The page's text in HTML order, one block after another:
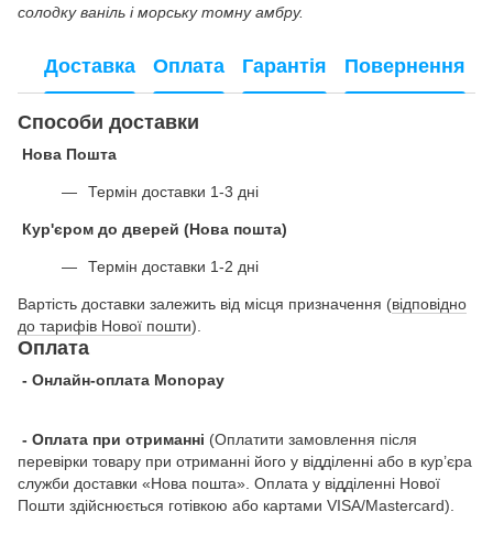
солодку ваніль і морську томну амбру.
Доставка Оплата Гарантія Повернення
Способи доставки
Нова Пошта
Термін доставки 1-3 дні
Кур'єром до дверей (Нова пошта)
Термін доставки 1-2 дні
Вартість доставки залежить від місця призначення (відповідно
до тарифів Нової пошти).
Оплата
- Онлайн-оплата Monopay
- Оплата при отриманні (Оплатити замовлення після
перевірки товару при отриманні його у відділенні або в кур’єра
служби доставки «Нова пошта». Оплата у відділенні Нової
Пошти здійснюється готівкою або картами VISA/Mastercard).